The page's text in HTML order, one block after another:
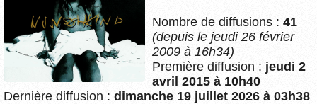
Nombre de diffusions : 41
(depuis le jeudi 26 février
2009 à 16h34)
Première diffusion : jeudi 2
avril 2015 à 10h40
Dernière diffusion : dimanche 19 juillet 2026 à 03h38